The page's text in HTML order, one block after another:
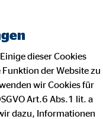
mit
dieser Cookies
der Website zu
wir Cookies für
Art.6 Abs.1 lit. a
dazu, Informationen